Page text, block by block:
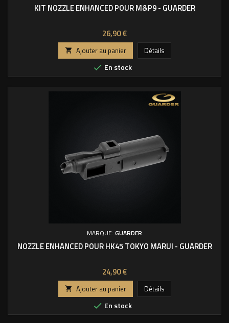
KIT NOZZLE ENHANCED POUR M&P9 - GUARDER
Prix
26,90 €
 Ajouter au panier
Détails
 En stock
MARQUE: GUARDER
NOZZLE ENHANCED POUR HK45 TOKYO MARUI - GUARDER
Prix
24,90 €
 Ajouter au panier
Détails
 En stock